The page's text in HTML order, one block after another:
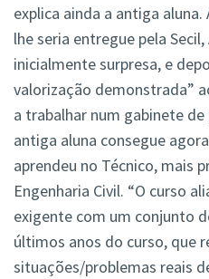
explica ainda a antiga
lhe seria entregue pela
inicialmente surpresa, e
valorização demonstrada”
a trabalhar num gabinete de
antiga aluna consegue
aprendeu no Técnico, mais
Engenharia Civil. “O curso
exigente com um conjunto
últimos anos do curso, que
situações/problemas reais